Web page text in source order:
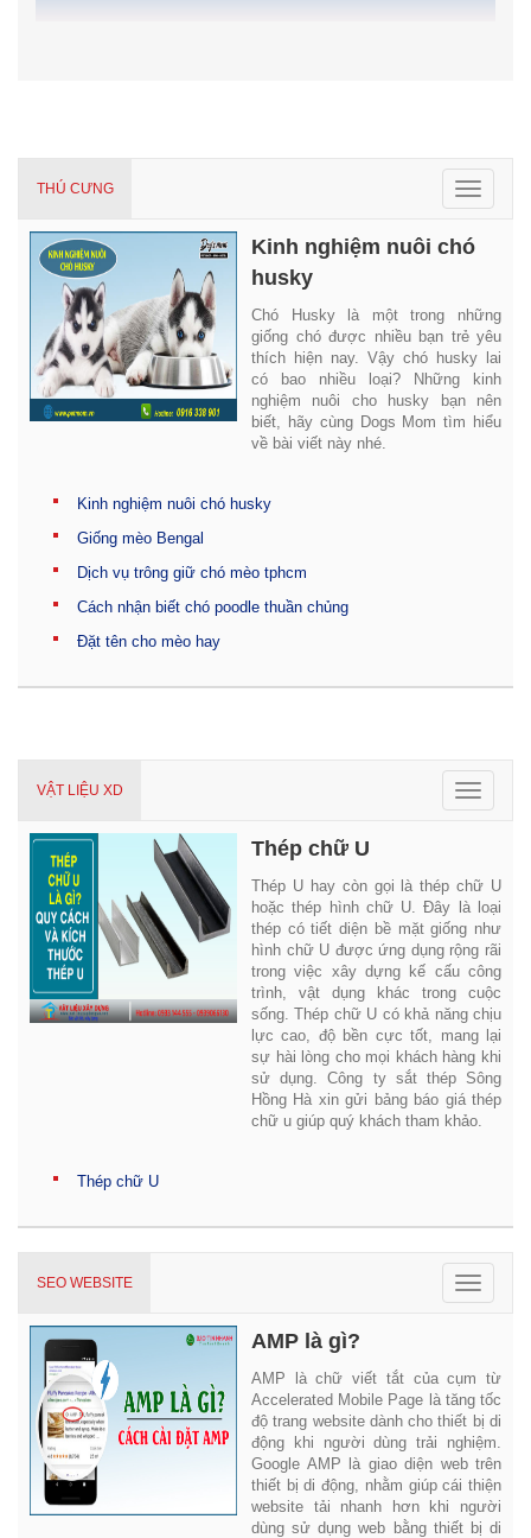
Toggle
THÚ CƯNG
Kinh nghiệm nuôi chó
husky
Chó Husky là một trong những
giống chó được nhiều bạn trẻ yêu
thích hiện nay. Vậy chó husky lai
có bao nhiều loại? Những kinh
nghiệm nuôi cho husky bạn nên
biết, hãy cùng Dogs Mom tìm hiểu
về bài viết này nhé.
Kinh nghiệm nuôi chó husky
Giống mèo Bengal
Dịch vụ trông giữ chó mèo tphcm
Cách nhận biết chó poodle thuần chủng
Đặt tên cho mèo hay
Toggle
VẬT LIỆU XD
Thép chữ U
Thép U hay còn gọi là thép chữ U
hoặc thép hình chữ U. Đây là loại
thép có tiết diện bề mặt giống như
hình chữ U được ứng dụng rộng rãi
trong việc xây dựng kế cấu công
trình, vật dụng khác trong cuộc
sống. Thép chữ U có khả năng chịu
lực cao, độ bền cực tốt, mang lại
sự hài lòng cho mọi khách hàng khi
sử dụng. Công ty sắt thép Sông
Hồng Hà xin gửi bảng báo giá thép
chữ u giúp quý khách tham khảo.
Thép chữ U
Toggle
SEO WEBSITE
AMP là gì?
AMP là chữ viết tắt của cụm từ
Accelerated Mobile Page là tăng tốc
độ trang website dành cho thiết bị di
động khi người dùng trải nghiệm.
Google AMP là giao diện web trên
thiết bị di động, nhằm giúp cái thiện
website tải nhanh hơn khi người
dùng sử dụng web bằng thiết bị di